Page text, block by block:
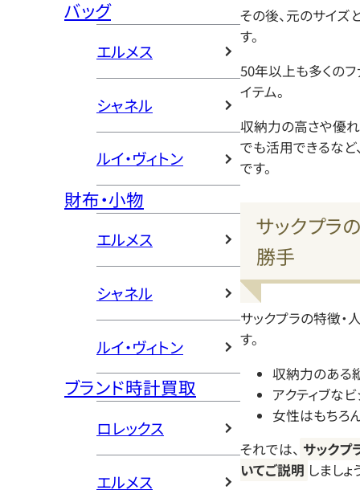
バッグ
エルメス
シャネル
ルイ・ヴィトン
財布・小物
エルメス
シャネル
ルイ・ヴィトン
ブランド時計買取
ロレックス
エルメス
その後、元のサイズ
す。
50年以上も多くの
イテム。
収納力の高さや優
でも活用できるなど
です。
サックプラ
勝手
サックプラの特徴・
す。
収納力のある
アクティブな
女性はもちろ
それでは、 サックプ
いてご説明 しましょ